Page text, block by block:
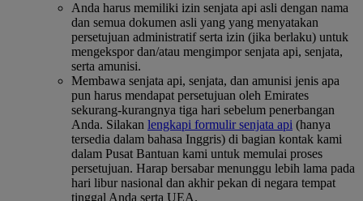
Anda harus memiliki izin senjata api asli dengan nama
dan semua dokumen asli yang yang menyatakan
persetujuan administratif serta izin (jika berlaku) untuk
mengekspor dan/atau mengimpor senjata api, senjata,
serta amunisi.
Membawa senjata api, senjata, dan amunisi jenis apa
pun harus mendapat persetujuan oleh Emirates
sekurang-kurangnya tiga hari sebelum penerbangan
Anda. Silakan lengkapi formulir senjata api (hanya
tersedia dalam bahasa Inggris) di bagian kontak kami
dalam Pusat Bantuan kami untuk memulai proses
persetujuan. Harap bersabar menunggu lebih lama pada
hari libur nasional dan akhir pekan di negara tempat
tinggal Anda serta UEA.